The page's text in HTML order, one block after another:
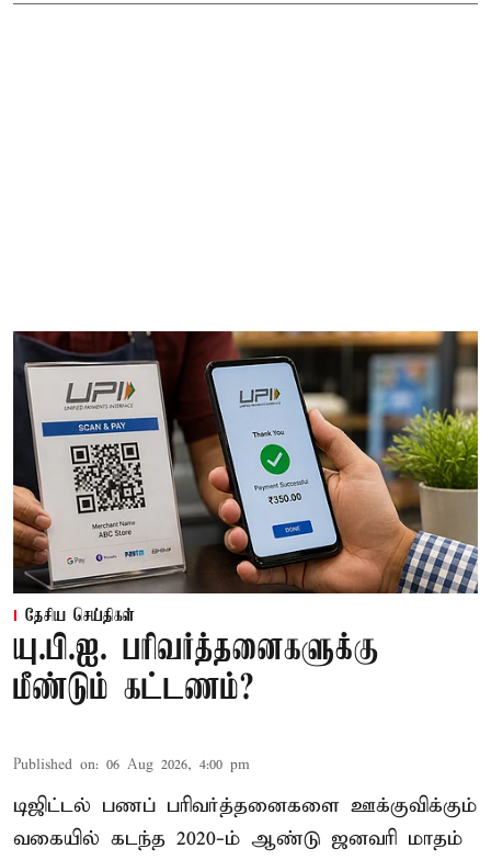
தேசிய செய்திகள்
யு.பி.ஐ. பரிவர்த்தனைகளுக்கு
மீண்டும் கட்டணம்?
Published on: 06 Aug 2026, 4:00 pm
டிஜிட்டல் பணப் பரிவர்த்தனைகளை ஊக்குவிக்கும்
வகையில் கடந்த 2020-ம் ஆண்டு ஜனவரி மாதம்